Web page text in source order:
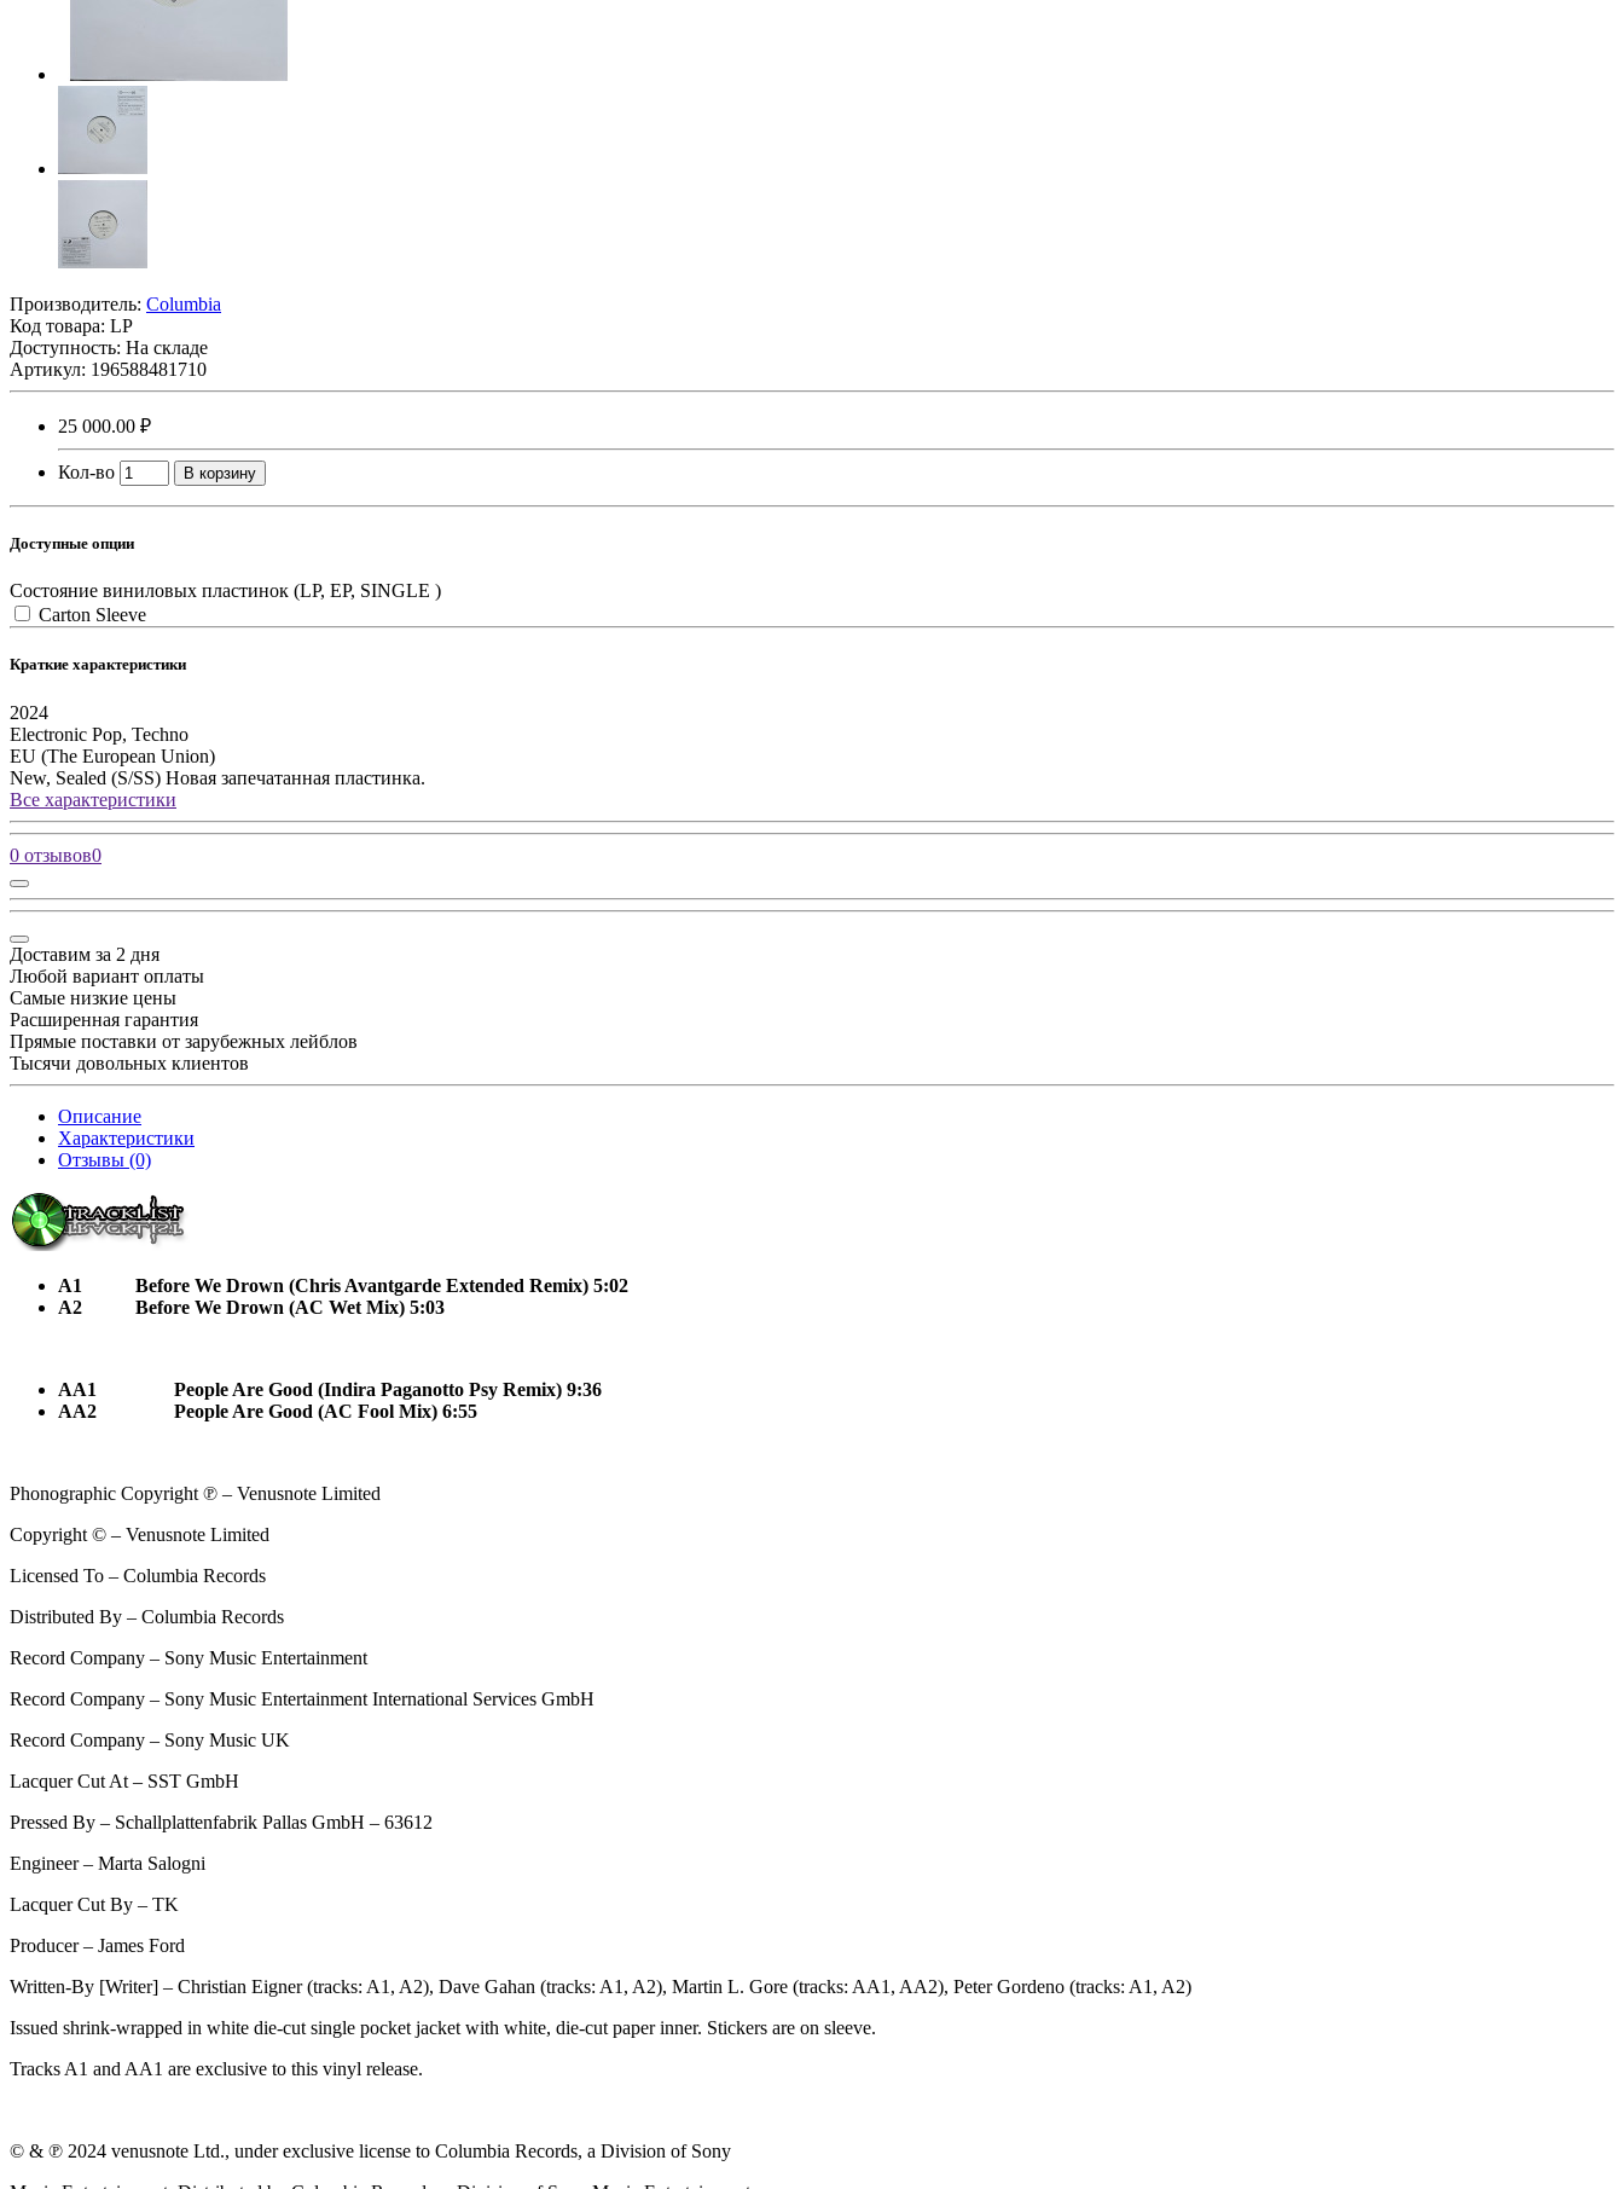
Производитель: Columbia
Код товара: LP
Доступность: На складе
Артикул: 196588481710
25 000.00 ₽
Кол-во В корзину
Доступные опции
Состояние виниловых пластинок (LP, EP, SINGLE )
Carton Sleeve
Краткие характеристики
2024
Electronic Pop, Techno
EU (The European Union)
New, Sealed (S/SS) Новая запечатанная пластинка.
Все характеристики
0 отзывов0
Доставим за 2 дня
Любой вариант оплаты
Самые низкие цены
Расширенная гарантия
Прямые поставки от зарубежных лейблов
Тысячи довольных клиентов
Описание
Характеристики
Отзывы (0)
A1
Before We Drown (Chris Avantgarde Extended Remix) 5:02
A2
Before We Drown (AC Wet Mix) 5:03
AA1
People Are Good (Indira Paganotto Psy Remix) 9:36
AA2
People Are Good (AC Fool Mix) 6:55
Phonographic Copyright ℗ – Venusnote Limited
Copyright © – Venusnote Limited
Licensed To – Columbia Records
Distributed By – Columbia Records
Record Company – Sony Music Entertainment
Record Company – Sony Music Entertainment International Services GmbH
Record Company – Sony Music UK
Lacquer Cut At – SST GmbH
Pressed By – Schallplattenfabrik Pallas GmbH – 63612
Engineer – Marta Salogni
Lacquer Cut By – TK
Producer – James Ford
Written-By [Writer] – Christian Eigner (tracks: A1, A2), Dave Gahan (tracks: A1, A2), Martin L. Gore (tracks: AA1, AA2), Peter Gordeno (tracks: A1, A2)
Issued shrink-wrapped in white die-cut single pocket jacket with white, die-cut paper inner. Stickers are on sleeve.
Tracks A1 and AA1 are exclusive to this vinyl release.
© & ℗ 2024 venusnote Ltd., under exclusive license to Columbia Records, a Division of Sony